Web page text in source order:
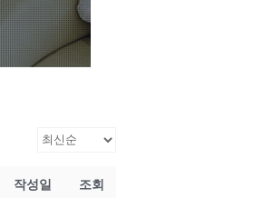
작성일 조회